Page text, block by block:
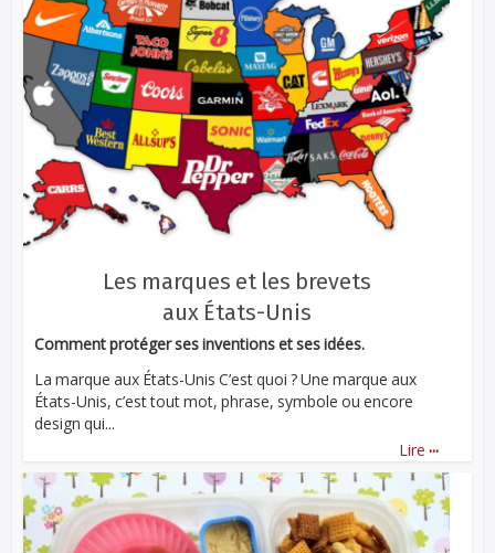
Les marques et les brevets
aux États-Unis
Comment protéger ses inventions et ses idées.
La marque aux États-Unis C’est quoi ? Une marque aux
États-Unis, c’est tout mot, phrase, symbole ou encore
design qui...
Lire ...